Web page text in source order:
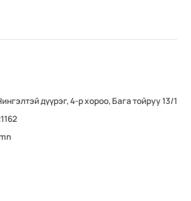
дүүрэг, 4-р хороо, Бага тойруу 13/1